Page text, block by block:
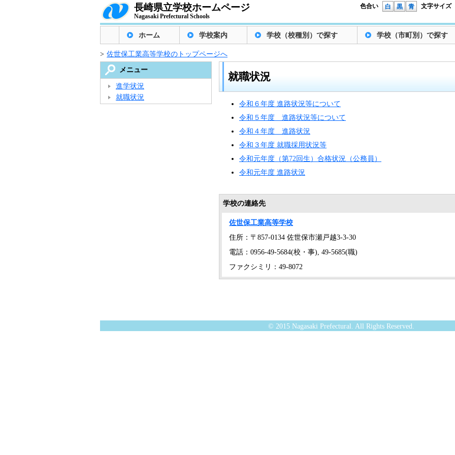
長崎県立学校ホームページ
Nagasaki Prefectural Schools
文字サイズ
色合い 白 黒 青
ホーム 学校案内 学校（校種別）で探す 学校（市町別）で探す
> 佐世保工業高等学校のトップページへ
就職状況
令和６年度 進路状況等について
令和５年度 進路状況等について
令和４年度 進路状況
令和３年度 就職採用状況等
令和元年度（第72回生）合格状況（公務員）
令和元年度 進路状況
学校の連絡先
佐世保工業高等学校
住所：〒857-0134 佐世保市瀬戸越3-3-30
電話：0956-49-5684(校・事), 49-5685(職)
ファクシミリ：49-8072
メニュー
進学状況
就職状況
© 2015 Nagasaki Prefectural. All Rights Reserved.